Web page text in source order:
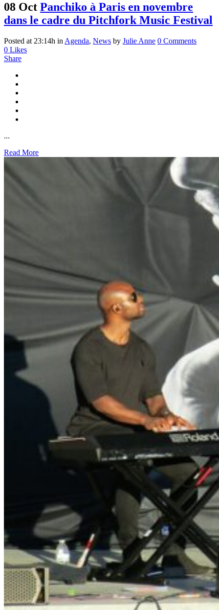
08 Oct Panchiko à Paris en novembre
dans le cadre du Pitchfork Music Festival
Posted at 23:14h in Agenda, News by Julie Anne 0 Comments
0 Likes
Share
...
Read More